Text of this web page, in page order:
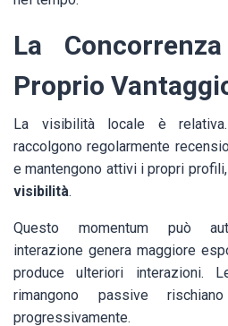
La
Proprio
La visibilità locale è
raccolgono regolarmente
e mantengono attivi i propri
visibilità.
Questo momentum può
interazione genera maggiore
produce ulteriori interazioni.
rimangono passive
progressivamente.